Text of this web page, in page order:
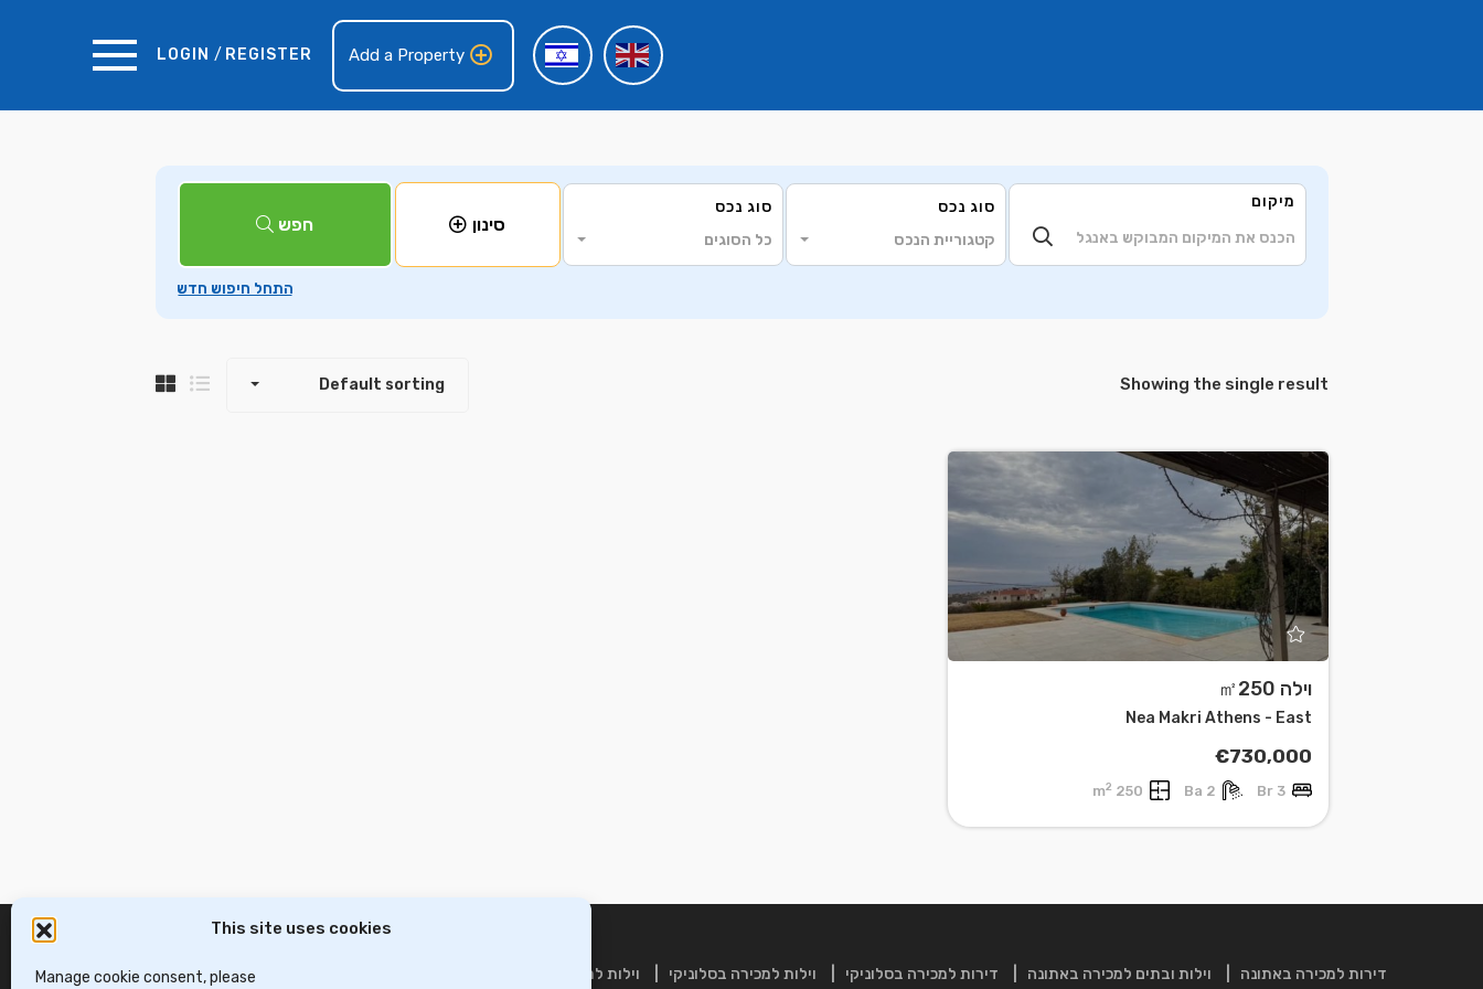
This site uses cookies
Manage cookie consent, please
LOGIN / REGISTER Add a Property
Leaflet | © OpenStreetMap
מיקום
סוג נכס
קטגוריית הנכס
סוג נכס
כל הסוגים
סינון חפש
Showing the single result
Default sorting
וילה ㎡250
Nea Makri Athens - East
€730,000
3 Br
2 Ba
250 m
2
דירות למכירה באתונה וילות ובתים למכירה באתונה דירות למכירה בסלוניקי וילות למכירה בסלוניקי וילות למכירה בכרתים